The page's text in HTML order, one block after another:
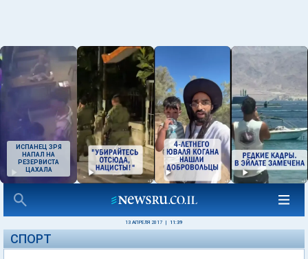
ИСПАНЕЦ ЗРЯ
НАПАЛ НА
РЕЗЕРВИСТА
ЦАХАЛА
13 АПРЕЛЯ 2017 11:39
СПОРТ